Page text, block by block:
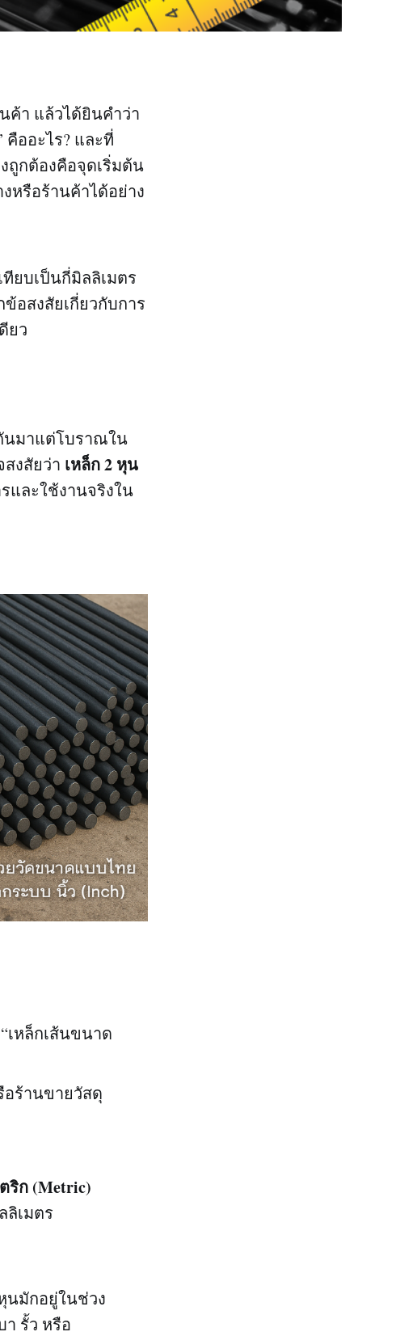
ค้า แล้วได้ยินคำว่า
คืออะไร? และที่
ถูกต้องคือจุดเริ่มต้น
หรือร้านค้าได้อย่าง
ยบเป็นกี่มิลลิเมตร
อสงสัยเกี่ยวกับการ
ยว
นมาแต่โบราณใน
งสัยว่า เหล็ก 2 หุน
และใช้งานจริงใน
เหล็กเส้นขนาด
ร้านขายวัสดุ
ริก (Metric)
ลิเมตร
นมักอยู่ในช่วง
า รั้ว หรือ